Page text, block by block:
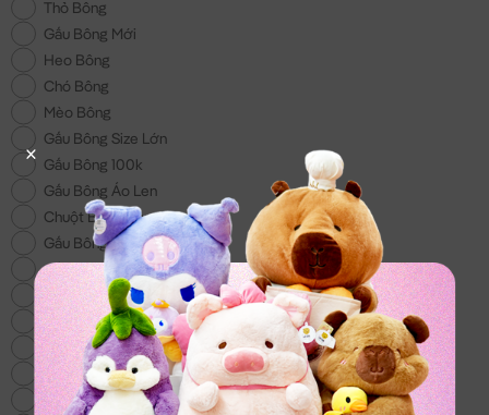
Thỏ Bông
Gấu Bông Mới
Heo Bông
Chó Bông
Mèo Bông
Gấu Bông Size Lớn
Gấu Bông 100k
Gấu Bông Áo Len
Chuột Bông Capybara
Gấu Bông Noel
Gấu Bông tặng Bé Gái
Khuyến Mãi
Gấu Bông Tình Yêu
Trái Cây Bông
Gối Chữ U
Gấu Bông Stitch